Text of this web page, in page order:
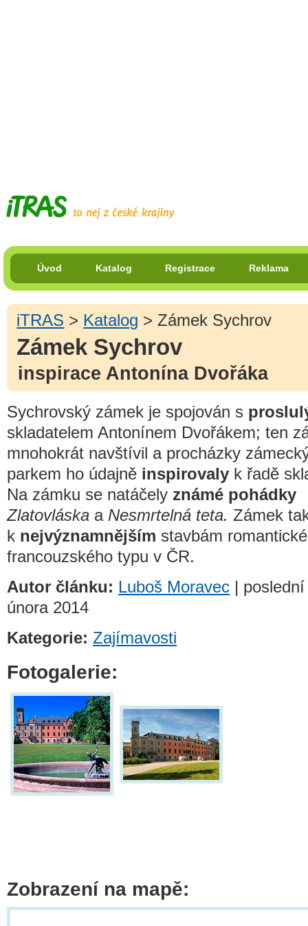
Úvod Katalog Registrace Reklama
iTRAS > Katalog > Zámek Sychrov
Zámek Sychrov
inspirace Antonína Dvořáka
Sychrovský zámek je spojován s
skladatelem Antonínem Dvořákem; ten
mnohokrát navštívil a procházky
parkem ho údajně inspirovaly k řadě
Na zámku se natáčely známé pohádky
Zlatovláska a Nesmrtelná teta. Zámek
k nejvýznamnějším stavbám
francouzského typu v ČR.
Autor článku: Luboš Moravec |
února 2014
Kategorie: Zajímavosti
Fotogalerie:
Zobrazení na mapě: